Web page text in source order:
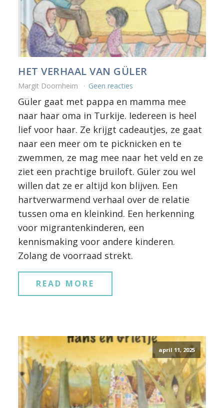
HET VERHAAL VAN GÜLER
Margit Doornheim Geen reacties
Güler gaat met pappa en mamma mee
naar haar oma in Turkije. Iedereen is heel
lief voor haar. Ze krijgt cadeautjes, ze gaat
naar een meer om te picknicken en te
zwemmen, ze mag mee naar het veld en ze
ziet een prachtige bruiloft. Güler zou wel
willen dat ze er altijd kon blijven. Een
hartverwarmend verhaal over de relatie
tussen oma en kleinkind. Een herkenning
voor migrantenkinderen, een
kennismaking voor andere kinderen.
Zolang de voorraad strekt.
READ MORE
april 11, 2025